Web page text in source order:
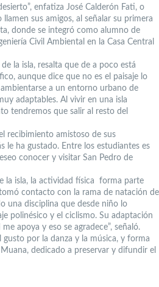
enfatiza José Calderón Fati, o
sus amigos, al señalar su primera
donde se integró como alumno de
Civil Ambiental en la Casa Central
la isla, resalta que de a poco está
aunque dice que no es el paisaje lo
a un entorno urbano de
adaptables. Al vivir en una isla
tendremos que salir al resto del
recibimiento amistoso de sus
le ha gustado. Entre los estudiantes es
conocer y visitar San Pedro de
la isla, la actividad física forma parte
contacto con la rama de natación de
una disciplina que desde niño lo
polinésico y el ciclismo. Su adaptación
apoya y eso se agradece”, señaló.
por la danza y la música, y forma
dedicado a preservar y difundir el